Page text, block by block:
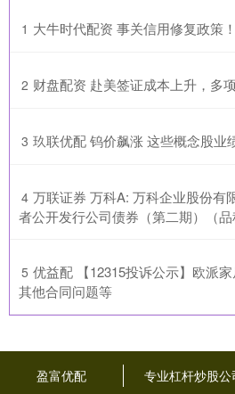
1 大牛时代配资 事关信用修复政策
2 财盘配资 赴美签证成本上升，多
3 玖联优配 钨价飙涨 这些概念股业
4 万联证券 万科A: 万科企业股份有
者公开发行公司债券（第二期）（
5 优益配 【12315投诉公示】欧派
其他合同问题等
盈富优配 专业杠杆炒股公